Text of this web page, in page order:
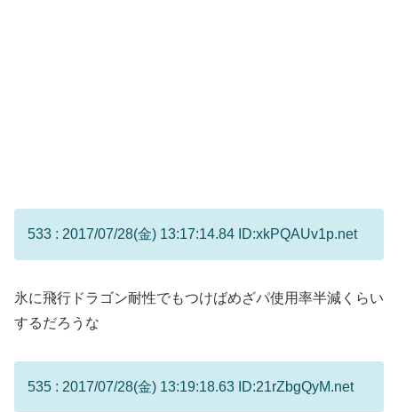
533 : 2017/07/28(金) 13:17:14.84 ID:xkPQAUv1p.net
氷に飛行ドラゴン耐性でもつけばめざパ使用率半減くらい
するだろうな
535 : 2017/07/28(金) 13:19:18.63 ID:21rZbgQyM.net